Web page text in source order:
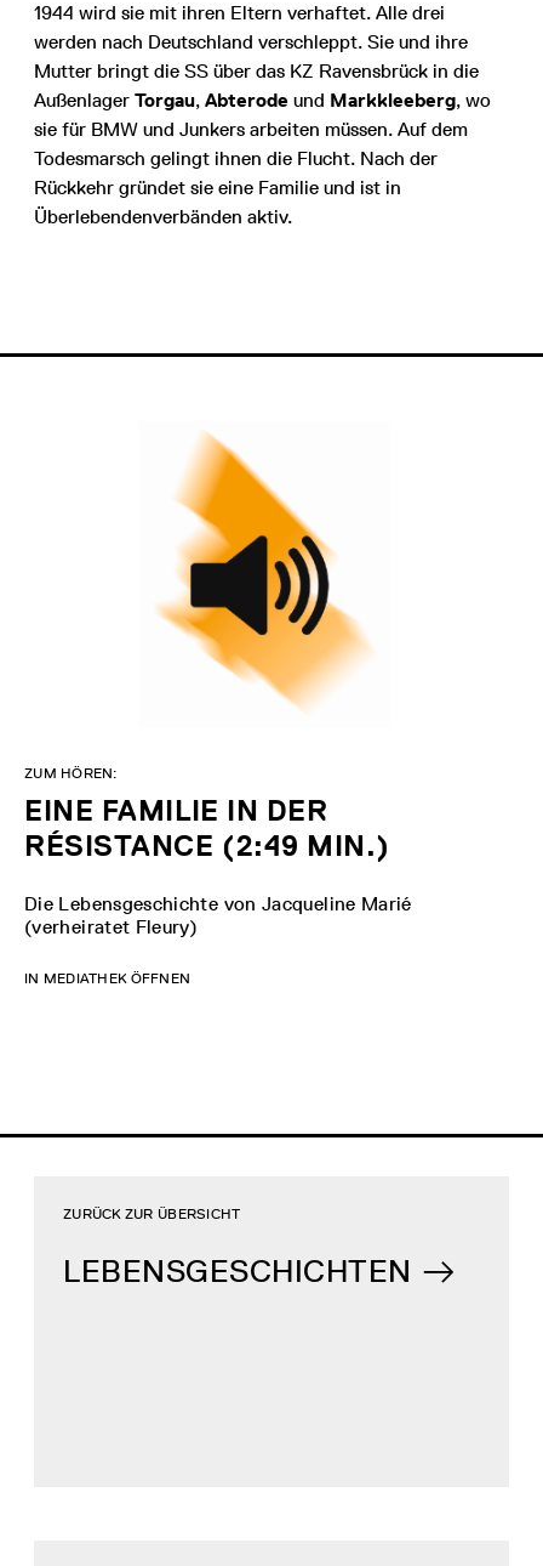
1944 wird sie mit ihren Eltern verhaftet. Alle drei
werden nach Deutschland verschleppt. Sie und ihre
Mutter bringt die SS über das KZ Ravensbrück in die
Außenlager Torgau, Abterode und Markkleeberg, wo
sie für BMW und Junkers arbeiten müssen. Auf dem
Todesmarsch gelingt ihnen die Flucht. Nach der
Rückkehr gründet sie eine Familie und ist in
Überlebendenverbänden aktiv.
EINE FAMILIE IN DER
RÉSISTANCE (2:49 MIN.)
ZUM HÖREN:
Die Lebensgeschichte von Jacqueline Marié
(verheiratet Fleury)
IN MEDIATHEK ÖFFNEN
LEBENSGESCHICHTEN
ZURÜCK ZUR ÜBERSICHT